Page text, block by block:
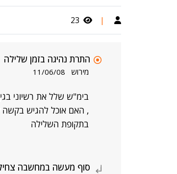
|
23
התרת נהיגה בזמן שלילה
מירוש 11/06/08
בימ"ש שלל את רשיוני
, האם אוכל להגיש
בתקופת השלילה
סוף מעשה במחשבה